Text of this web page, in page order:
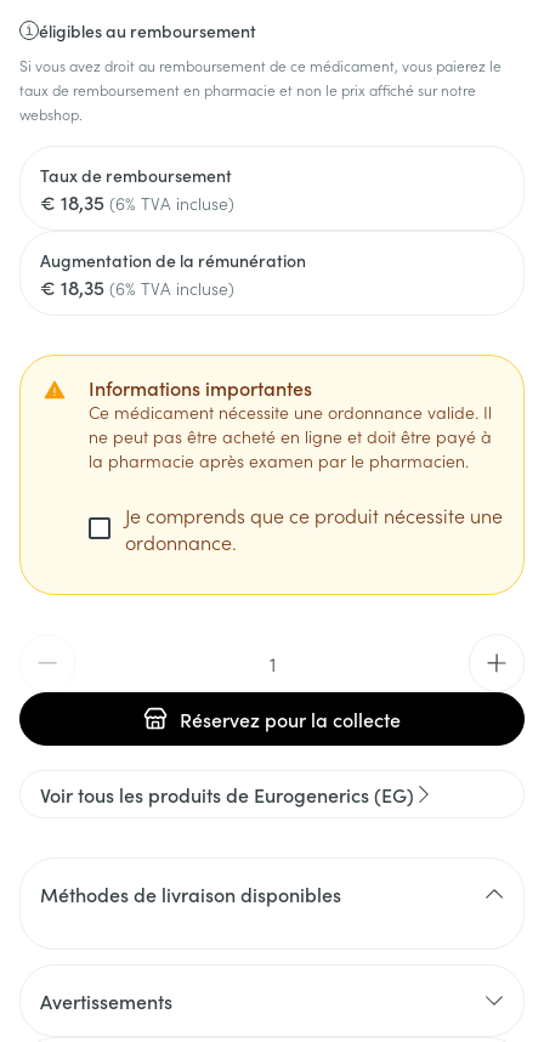
éligibles au remboursement
Si vous avez droit au remboursement de ce médicament, vous paierez le
taux de remboursement en pharmacie et non le prix affiché sur notre
webshop.
Taux de remboursement
€ 18,35 (6% TVA incluse)
Augmentation de la rémunération
€ 18,35 (6% TVA incluse)
Informations importantes
Ce médicament nécessite une ordonnance valide. Il
ne peut pas être acheté en ligne et doit être payé à
la pharmacie après examen par le pharmacien.
Je comprends que ce produit nécessite une
ordonnance.
Réservez pour la collecte
Voir tous les produits de Eurogenerics (EG)
Méthodes de livraison disponibles
Avertissements